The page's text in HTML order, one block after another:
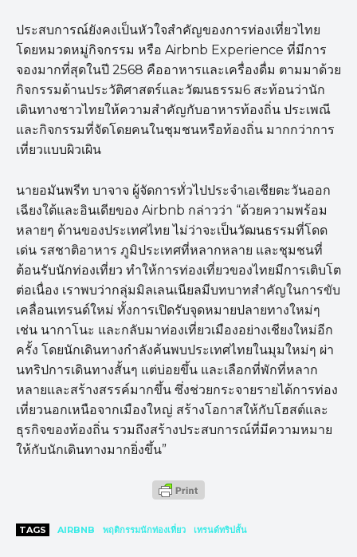
ประสบการณ์ยังคงเป็นหัวใจสำคัญของการท่องเที่ยวไทย
โดยหมวดหมู่กิจกรรม หรือ Airbnb Experience ที่มีการ
จองมากที่สุดในปี 2568 คืออาหารและเครื่องดื่ม ตามมาด้วย
กิจกรรมด้านประวัติศาสตร์และวัฒนธรรม6 สะท้อนว่านัก
เดินทางชาวไทยให้ความสำคัญกับอาหารท้องถิ่น ประเพณี
และกิจกรรมที่จัดโดยคนในชุมชนหรือท้องถิ่น มากกว่าการ
เที่ยวแบบผิวเผิน
นายอมันพรีท บาจาจ ผู้จัดการทั่วไปประจำเอเชียตะวันออก
เฉียงใต้และอินเดียของ Airbnb กล่าวว่า “ด้วยความพร้อม
หลายๆ ด้านของประเทศไทย ไม่ว่าจะเป็นวัฒนธรรมที่โดด
เด่น รสชาติอาหาร ภูมิประเทศที่หลากหลาย และชุมชนที่
ต้อนรับนักท่องเที่ยว ทำให้การท่องเที่ยวของไทยมีการเติบโต
ต่อเนื่อง เราพบว่ากลุ่มมิลเลนเนียลมีบทบาทสำคัญในการขับ
เคลื่อนเทรนด์ใหม่ ทั้งการเปิดรับจุดหมายปลายทางใหม่ๆ
เช่น นากาโนะ และกลับมาท่องเที่ยวเมืองอย่างเชียงใหม่อีก
ครั้ง โดยนักเดินทางกำลังค้นพบประเทศไทยในมุมใหม่ๆ ผ่า
นทริปการเดินทางสั้นๆ แต่บ่อยขึ้น และเลือกที่พักที่หลาก
หลายและสร้างสรรค์มากขึ้น ซึ่งช่วยกระจายรายได้การท่อง
เที่ยวนอกเหนือจากเมืองใหญ่ สร้างโอกาสให้กับโฮสต์และ
ธุรกิจของท้องถิ่น รวมถึงสร้างประสบการณ์ที่มีความหมาย
ให้กับนักเดินทางมากยิ่งขึ้น”
TAGS AIRBNB พฤติกรรมนักท่องเที่ยว เทรนด์ทริปสั้น